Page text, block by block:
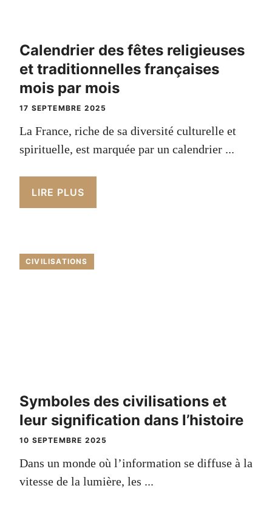
Calendrier des fêtes religieuses
et traditionnelles françaises
mois par mois
17 SEPTEMBRE 2025
La France, riche de sa diversité culturelle et
spirituelle, est marquée par un calendrier ...
LIRE PLUS
CIVILISATIONS
Symboles des civilisations et
leur signification dans l’histoire
10 SEPTEMBRE 2025
Dans un monde où l’information se diffuse à la
vitesse de la lumière, les ...